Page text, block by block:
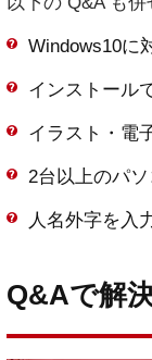
Windows10に
インストール
イラスト・電
2台以上のパ
人名外字を入
Q&Aで解